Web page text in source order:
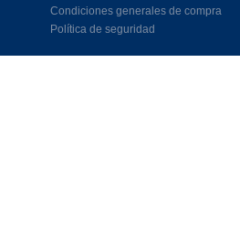
Condiciones generales de compra
Política de seguridad